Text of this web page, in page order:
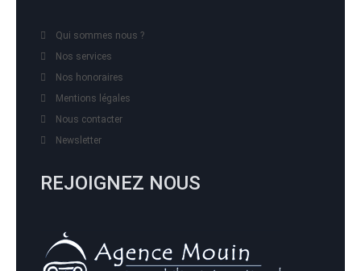
Qui sommes nous ?
Nos services
Nos honoraires
Mentions légales
Nous contacter
Newsletter
REJOIGNEZ NOUS